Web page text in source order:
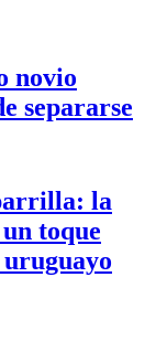
novio
separarse
la
toque